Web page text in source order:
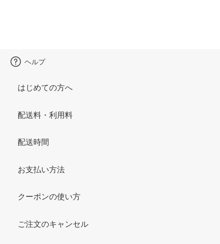
ヘルプ
はじめての方へ
配送料・利用料
配送時間
お支払い方法
クーポンの使い方
ご注文のキャンセル